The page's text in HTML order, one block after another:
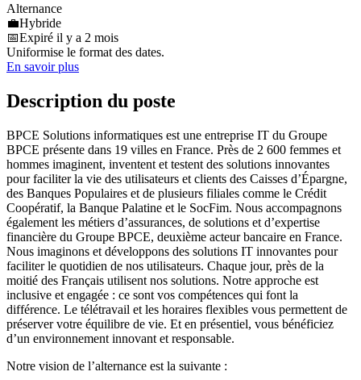
Alternance
💼Hybride
📅Expiré il y a 2 mois
Uniformise le format des dates.
En savoir plus
Description du poste
BPCE Solutions informatiques est une entreprise IT du Groupe
BPCE présente dans 19 villes en France. Près de 2 600 femmes et
hommes imaginent, inventent et testent des solutions innovantes
pour faciliter la vie des utilisateurs et clients des Caisses d’Épargne,
des Banques Populaires et de plusieurs filiales comme le Crédit
Coopératif, la Banque Palatine et le SocFim. Nous accompagnons
également les métiers d’assurances, de solutions et d’expertise
financière du Groupe BPCE, deuxième acteur bancaire en France.
Nous imaginons et développons des solutions IT innovantes pour
faciliter le quotidien de nos utilisateurs. Chaque jour, près de la
moitié des Français utilisent nos solutions. Notre approche est
inclusive et engagée : ce sont vos compétences qui font la
différence. Le télétravail et les horaires flexibles vous permettent de
préserver votre équilibre de vie. Et en présentiel, vous bénéficiez
d’un environnement innovant et responsable.
Notre vision de l’alternance est la suivante :